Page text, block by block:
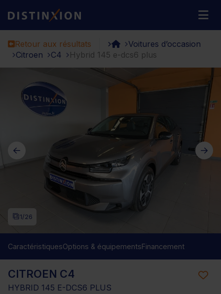
Distinxion
Retour aux résultats
Voitures d’occasion
Citroen
C4 Hybrid 145 e-dcs6 plus
CITROEN C4
HYBRID 145 E-DCS6 PLUS
1/26
CaractéristiquesOptions & équipementsFinancement